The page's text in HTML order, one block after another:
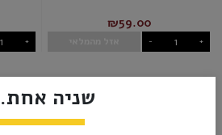
₪59.00
- +
+
שניה